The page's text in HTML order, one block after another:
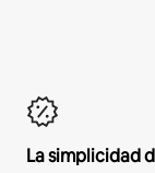
La simplicidad